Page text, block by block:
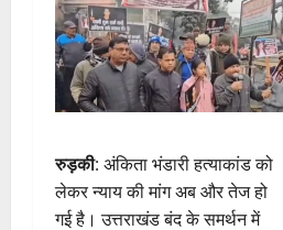
रुड़की: अंकिता भंडारी हत्याकांड को
लेकर न्याय की मांग अब और तेज हो
गई है। उत्तराखंड बंद के समर्थन में